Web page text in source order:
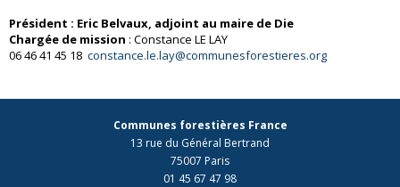
Président : Eric Belvaux, adjoint au maire de Die
Chargée de mission : Constance LE LAY
06 46 41 45 18 constance.le.lay@communesforestieres.org
Communes forestières France
13 rue du Général Bertrand
75007 Paris
01 45 67 47 98